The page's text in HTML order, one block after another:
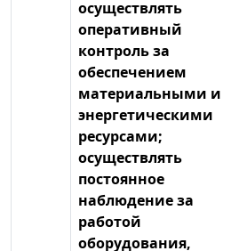
осуществлять
оперативный
контроль за
обеспечением
материальными и
энергетическими
ресурсами;
осуществлять
постоянное
наблюдение за
работой
оборудования,